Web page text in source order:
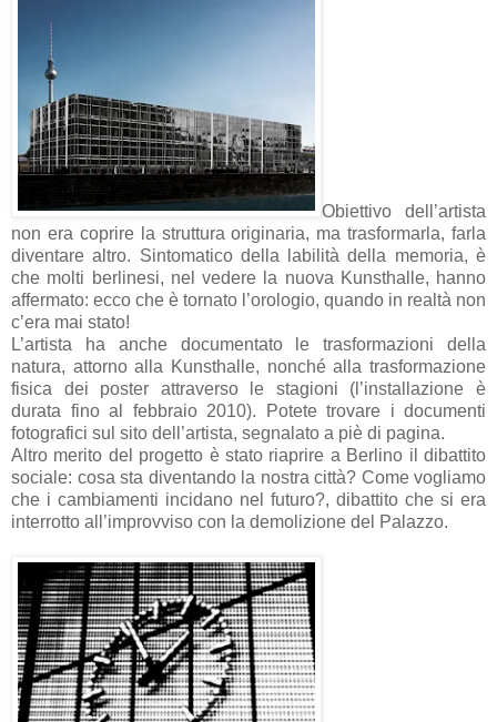
Obiettivo dell’artista
non era coprire la struttura originaria, ma trasformarla, farla
diventare altro. Sintomatico della labilità della memoria, è
che molti berlinesi, nel vedere la nuova Kunsthalle, hanno
affermato: ecco che è tornato l’orologio, quando in realtà non
c’era mai stato!
L’artista ha anche documentato le trasformazioni della
natura, attorno alla Kunsthalle, nonché alla trasformazione
fisica dei poster attraverso le stagioni (l’installazione è
durata fino al febbraio 2010). Potete trovare i documenti
fotografici sul sito dell’artista, segnalato a piè di pagina.
Altro merito del progetto è stato riaprire a Berlino il dibattito
sociale: cosa sta diventando la nostra città? Come vogliamo
che i cambiamenti incidano nel futuro?, dibattito che si era
interrotto all’improvviso con la demolizione del Palazzo.